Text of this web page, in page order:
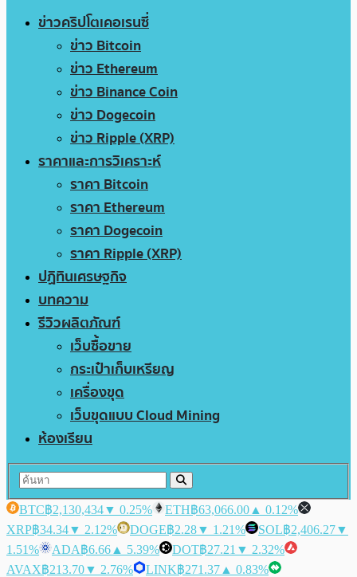
ข่าวคริปโตเคอเรนซี่
ข่าว Bitcoin
ข่าว Ethereum
ข่าว Binance Coin
ข่าว Dogecoin
ข่าว Ripple (XRP)
ราคาและการวิเคราะห์
ราคา Bitcoin
ราคา Ethereum
ราคา Dogecoin
ราคา Ripple (XRP)
ปฏิทินเศรษฐกิจ
บทความ
รีวิวผลิตภัณฑ์
เว็บซื้อขาย
กระเป๋าเก็บเหรียญ
เครื่องขุด
เว็บขุดแบบ Cloud Mining
ห้องเรียน
BTC฿2,130,434▼ 0.25% ETH฿63,066.00 ▲ 0.12%
XRP฿34.34▼ 2.12% DOGE฿2.28▼ 1.21% SOL฿2,406.27▼
1.51%
ADA฿6.66 ▲ 5.39% DOT฿27.21 ▼ 2.32%
AVAX฿213.70▼ 2.76% LINK฿271.37 ▲ 0.83%